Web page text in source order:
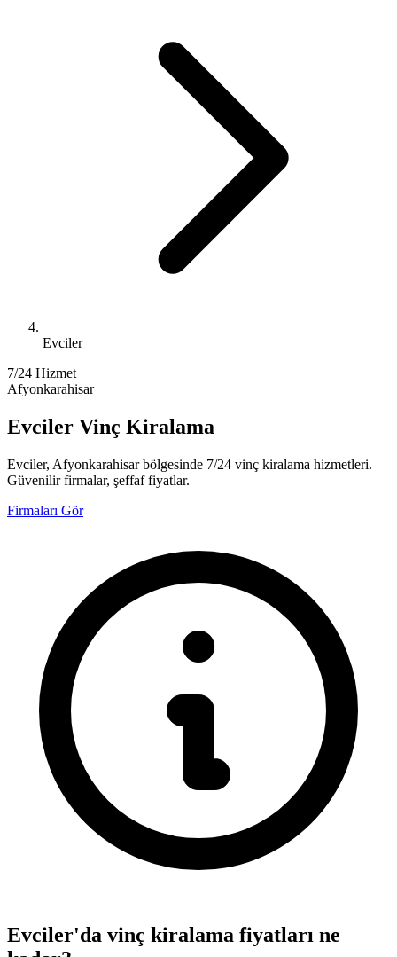
Evciler
7/24 Hizmet
Afyonkarahisar
Evciler Vinç Kiralama
Evciler, Afyonkarahisar bölgesinde 7/24 vinç kiralama hizmetleri.
Güvenilir firmalar, şeffaf fiyatlar.
Firmaları Gör
Evciler'da vinç kiralama fiyatları ne